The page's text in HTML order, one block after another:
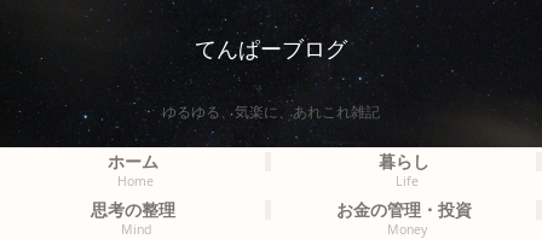
てんぱーブログ
ゆるゆる、気楽に、あれこれ雑記
ホーム
Home
暮らし
Life
思考の整理
Mind
お金の管理・投資
Money